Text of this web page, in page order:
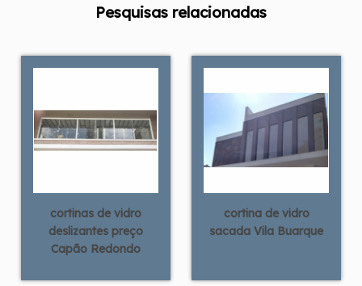
Pesquisas relacionadas
cortinas de vidro
deslizantes preço
Capão Redondo
cortina de vidro
sacada Vila Buarque